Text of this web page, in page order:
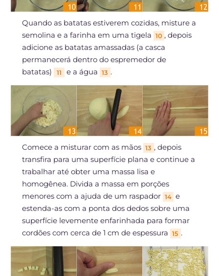
Quando as batatas estiverem cozidas, misture a
semolina e a farinha em uma tigela 10 , depois
adicione as batatas amassadas (a casca
permanecerá dentro do espremedor de
batatas)
11 e a água 13 .
Comece a misturar com as mãos 13 , depois
transfira para uma superfície plana e continue a
trabalhar até obter uma massa lisa e
homogênea. Divida a massa em porções
menores com a ajuda de um raspador 14 e
estenda-as com a ponta dos dedos sobre uma
superfície levemente enfarinhada para formar
cordões com cerca de 1 cm de espessura 15 .